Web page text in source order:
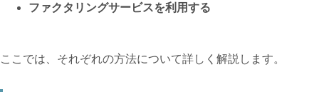
ファクタリングサービスを利用する
ここでは、それぞれの方法について詳しく解説します。